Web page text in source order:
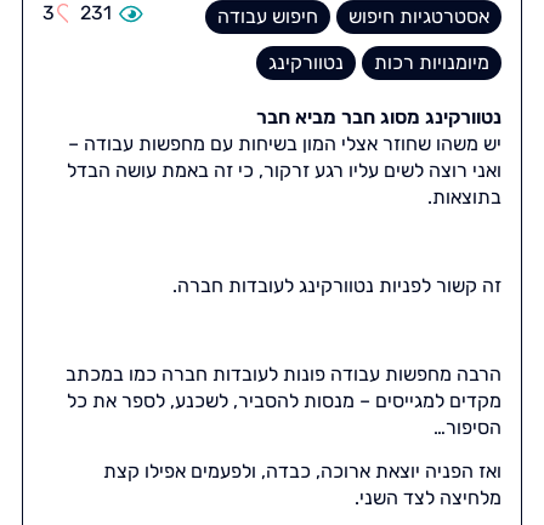
אסטרטגיות חיפוש
חיפוש עבודה
מיומנויות רכות
נטוורקינג
231
3
נטוורקינג מסוג חבר מביא חבר
יש משהו שחוזר אצלי המון בשיחות עם מחפשות עבודה –
ואני רוצה לשים עליו רגע זרקור, כי זה באמת עושה הבדל
בתוצאות.
זה קשור לפניות נטוורקינג לעובדות חברה.
הרבה מחפשות עבודה פונות לעובדות חברה כמו במכתב
מקדים למגייסים – מנסות להסביר, לשכנע, לספר את כל
הסיפור…
ואז הפניה יוצאת ארוכה, כבדה, ולפעמים אפילו קצת
מלחיצה לצד השני.